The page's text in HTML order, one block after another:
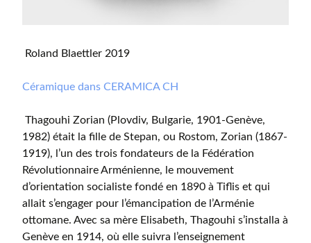
Roland Blaettler 2019
Céramique dans CERAMICA CH
Thagouhi Zorian (Plovdiv, Bulgarie, 1901-Genève,
1982) était la fille de Stepan, ou Rostom, Zorian (1867-
1919), l’un des trois fondateurs de la Fédération
Révolutionnaire Arménienne, le mouvement
d’orientation socialiste fondé en 1890 à Tiflis et qui
allait s’engager pour l’émancipation de l’Arménie
ottomane. Avec sa mère Elisabeth, Thagouhi s’installa à
Genève en 1914, où elle suivra l’enseignement